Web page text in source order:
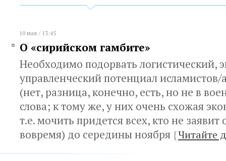
10 мая / 13:45
О «сирийском гамбите»
Необходимо подорвать логистический,
управленческий потенциал исламистов/
(нет, разница, конечно, есть, но не в
слова; к тому же, у них очень схожая
т.е. мочить придется всех, кто не заявит
вовремя) до середины ноября {Читайте